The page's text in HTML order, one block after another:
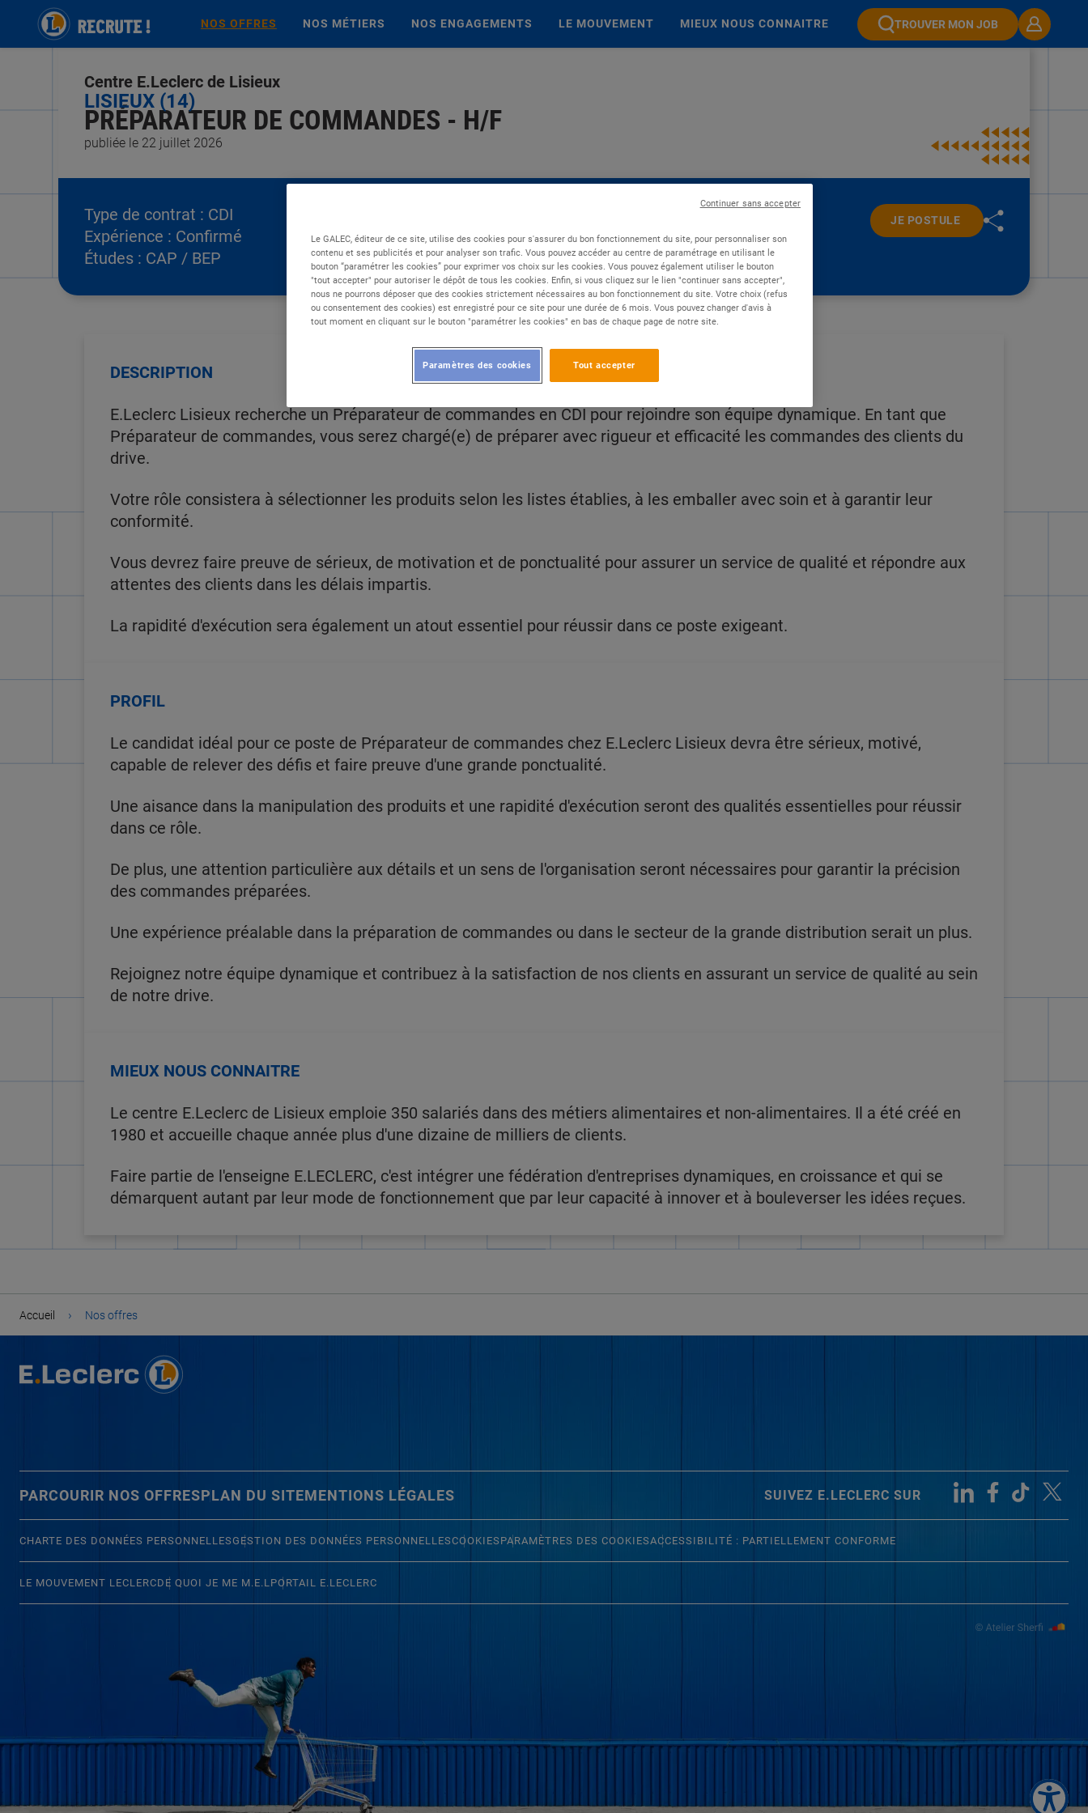
NOS OFFRES NOS MÉTIERS NOS ENGAGEMENTS LE MOUVEMENT MIEUX NOUS CONNAITRE TROUVER MON JOB
publiée le 22 juillet 2026
PRÉPARATEUR DE COMMANDES - H/F
LISIEUX (14)
Centre E.Leclerc de Lisieux
Type de contrat : CDI
Expérience : Confirmé
Études : CAP / BEP
JE POSTULE
DESCRIPTION
E.Leclerc Lisieux recherche un Préparateur de commandes en CDI pour rejoindre son équipe dynamique. En tant que
Préparateur de commandes, vous serez chargé(e) de préparer avec rigueur et efficacité les commandes des clients du
drive.
Votre rôle consistera à sélectionner les produits selon les listes établies, à les emballer avec soin et à garantir leur
conformité.
Vous devrez faire preuve de sérieux, de motivation et de ponctualité pour assurer un service de qualité et répondre aux
attentes des clients dans les délais impartis.
La rapidité d'exécution sera également un atout essentiel pour réussir dans ce poste exigeant.
PROFIL
Le candidat idéal pour ce poste de Préparateur de commandes chez E.Leclerc Lisieux devra être sérieux, motivé,
capable de relever des défis et faire preuve d'une grande ponctualité.
Une aisance dans la manipulation des produits et une rapidité d'exécution seront des qualités essentielles pour réussir
dans ce rôle.
De plus, une attention particulière aux détails et un sens de l'organisation seront nécessaires pour garantir la précision
des commandes préparées.
Une expérience préalable dans la préparation de commandes ou dans le secteur de la grande distribution serait un plus.
Rejoignez notre équipe dynamique et contribuez à la satisfaction de nos clients en assurant un service de qualité au sein
de notre drive.
MIEUX NOUS CONNAITRE
Le centre E.Leclerc de Lisieux emploie 350 salariés dans des métiers alimentaires et non-alimentaires. Il a été créé en
1980 et accueille chaque année plus d'une dizaine de milliers de clients.
Faire partie de l'enseigne E.LECLERC, c'est intégrer une fédération d'entreprises dynamiques, en croissance et qui se
démarquent autant par leur mode de fonctionnement que par leur capacité à innover et à bouleverser les idées reçues.
Accueil › Nos offres
PARCOURIR NOS OFFRESPLAN DU SITEMENTIONS LÉGALES SUIVEZ E.LECLERC SUR
CHARTE DES DONNÉES PERSONNELLESGESTION DES DONNÉES PERSONNELLESCOOKIES PARAMÈTRES DES COOKIESACCESSIBILITÉ : PARTIELLEMENT CONFORME
LE MOUVEMENT LECLERCDE QUOI JE ME M.E.LPORTAIL E.LECLERC
Le GALEC, éditeur de ce site, utilise des cookies pour s'assurer du bon fonctionnement du site, pour personnaliser son
contenu et ses publicités et pour analyser son trafic. Vous pouvez accéder au centre de paramétrage en utilisant le
bouton “paramétrer les cookies” pour exprimer vos choix sur les cookies. Vous pouvez également utiliser le bouton
"tout accepter" pour autoriser le dépôt de tous les cookies. Enfin, si vous cliquez sur le lien "continuer sans accepter",
nous ne pourrons déposer que des cookies strictement nécessaires au bon fonctionnement du site. Votre choix (refus
ou consentement des cookies) est enregistré pour ce site pour une durée de 6 mois. Vous pouvez changer d'avis à
tout moment en cliquant sur le bouton "paramétrer les cookies" en bas de chaque page de notre site.
Tout accepter
Paramètres des cookies
Continuer sans accepter